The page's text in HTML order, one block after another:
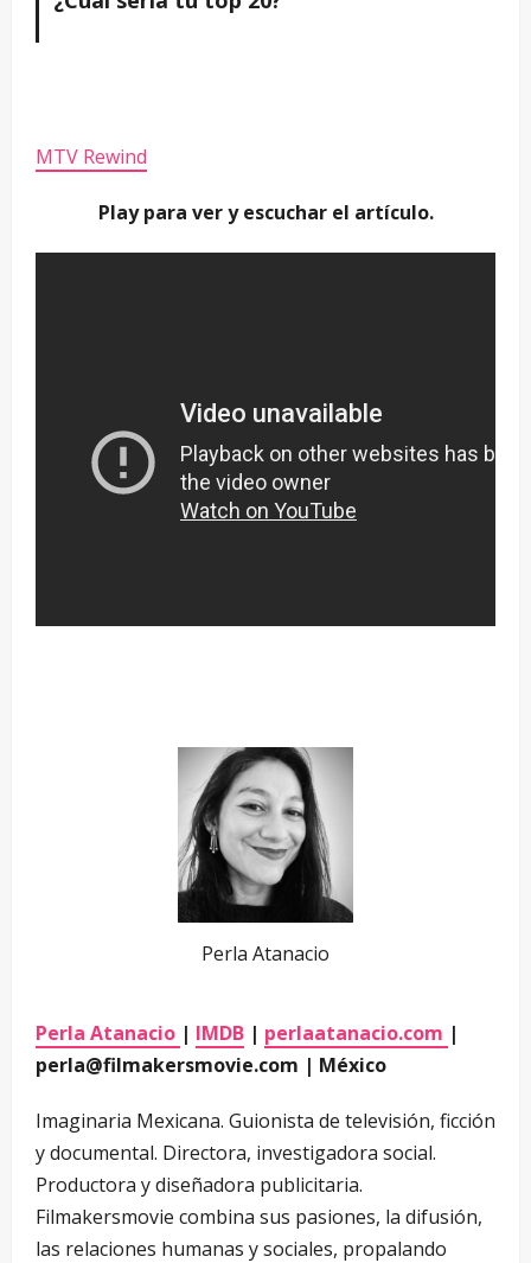
MTV Rewind
Play para ver y escuchar el artículo.
Perla Atanacio
Perla Atanacio | IMDB | perlaatanacio.com |
perla@filmakersmovie.com | México
Imaginaria Mexicana. Guionista de televisión, ficción
y documental. Directora, investigadora social.
Productora y diseñadora publicitaria.
Filmakersmovie combina sus pasiones, la difusión,
las relaciones humanas y sociales, propalando